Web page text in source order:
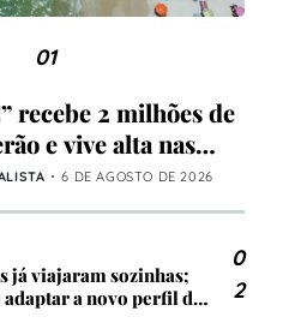
01
recebe 2 milhões de
e vive alta nas
6 DE AGOSTO DE 2026
0
2
já viajaram sozinhas;
a novo perfil de